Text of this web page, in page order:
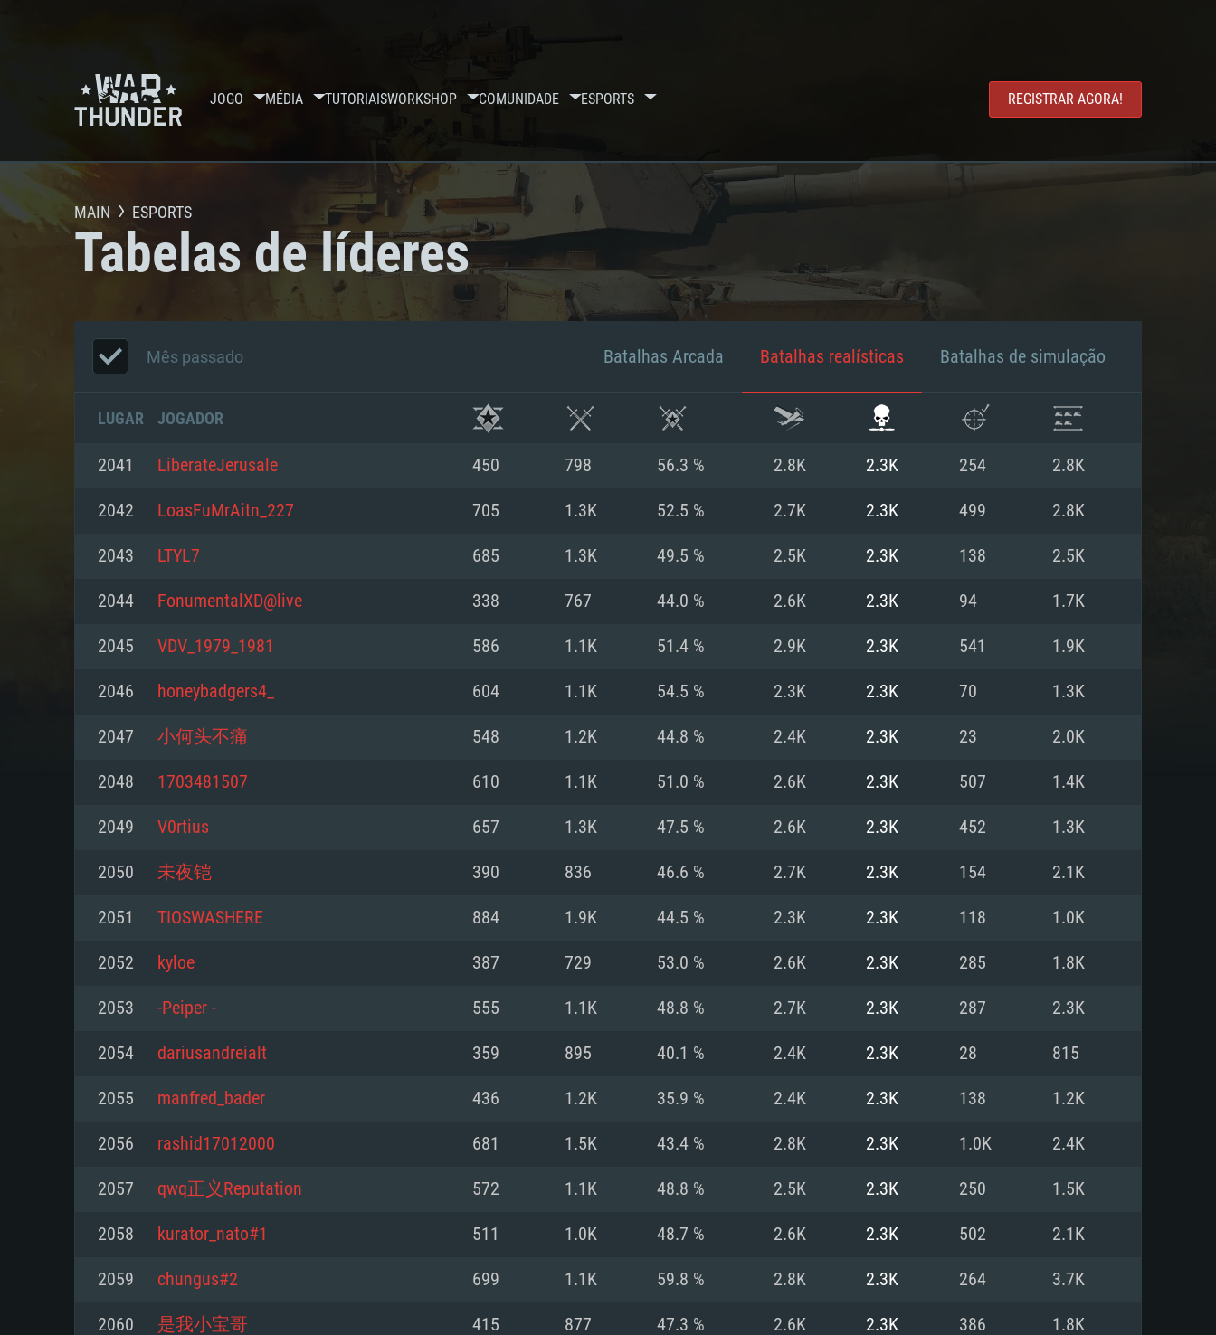
JOGO MÉDIA TUTORIAISWORKSHOP COMUNIDADE ESPORTS REGISTRAR AGORA!
REQUERIMENTOS DE SISTEMA
Mínimo
77XX / NVIDIA GeForce GTX 660. Resolução
mínima suportada: 720p
Network: Internet de banda larga.
Disco: 23,1 GB
Recomendado
superior
Memória: 16 GB ou mais
Placa Gráfica: Placa com DirectX 11 ou superior;
Nvidia GeForce 1060 ou superior, Radeon RX 570
Mínimo
mais recente
Processador: Core i5 2.2GHz mínimo (Intel Xeon
não suportado)
Memória: 6 GB
Placa Gráfica: Intel Iris Pro 5200 (Mac),
mínima suportada: 720p com suporte Metal.
Network: Internet de banda larga.
Disco: 21,5 GB
Recomendado
mais recente
Processador: Core i7 (Intel Xeon não suportado)
Memória: 8 GB
Placa Gráfica: Radeon Vega II ou superior com
suporte Metal.
Network: Internet de banda larga.
Disco: 60,2 GB
Mínimo
do Linux de 64bit
Processador: Dual-Core 2.4 GHz
Memória: 4 GB
Placa Gráfica: NVIDIA 660 com os drivers mais
recentes (não mais de 6 meses) / equivalentes
Vulkan (não mais de 6 meses); Resolução mínima
suportada: 720p.
Network: Internet de banda larga.
Disco: 21,5 GB
Recomendado
recentes (não mais de 6 meses) / equivalentes
AMD (Radeon RX 570) com os drivers mais
Vulkan.
Network: Internet de banda larga.
Disco: 60,2 GB
MAIN ESPORTS
Tabelas de líderes
Mês passado Batalhas Arcada Batalhas realísticas Batalhas de simulação
LUGAR JOGADOR
2041 LiberateJerusale 450 798 56.3 % 2.8K 2.3K 254 2.8K
2042 LoasFuMrAitn_227 705 1.3K 52.5 % 2.7K 2.3K 499 2.8K
2043 LTYL7 685 1.3K 49.5 % 2.5K 2.3K 138 2.5K
2044 FonumentalXD@live 338 767 44.0 % 2.6K 2.3K 94 1.7K
2045 VDV_1979_1981 586 1.1K 51.4 % 2.9K 2.3K 541 1.9K
2046 honeybadgers4_ 604 1.1K 54.5 % 2.3K 2.3K 70 1.3K
2047 小何头不痛 548 1.2K 44.8 % 2.4K 2.3K 23 2.0K
2048 1703481507 610 1.1K 51.0 % 2.6K 2.3K 507 1.4K
2049 V0rtius 657 1.3K 47.5 % 2.6K 2.3K 452 1.3K
2050 未夜铠 390 836 46.6 % 2.7K 2.3K 154 2.1K
2051 TIOSWASHERE 884 1.9K 44.5 % 2.3K 2.3K 118 1.0K
2052 kyloe 387 729 53.0 % 2.6K 2.3K 285 1.8K
2053 -Peiper - 555 1.1K 48.8 % 2.7K 2.3K 287 2.3K
2054 dariusandreialt 359 895 40.1 % 2.4K 2.3K 28 815
2055 manfred_bader 436 1.2K 35.9 % 2.4K 2.3K 138 1.2K
2056 rashid17012000 681 1.5K 43.4 % 2.8K 2.3K 1.0K 2.4K
2057 qwq正义Reputation 572 1.1K 48.8 % 2.5K 2.3K 250 1.5K
2058 kurator_nato#1 511 1.0K 48.7 % 2.6K 2.3K 502 2.1K
2059 chungus#2 699 1.1K 59.8 % 2.8K 2.3K 264 3.7K
2060 是我小宝哥 415 877 47.3 % 2.6K 2.3K 386 1.8K